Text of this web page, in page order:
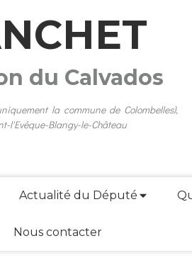
du Calvados
la commune de Colombelles),
l'Evêque-Blangy-le-Château
Actualité du Député
Nous contacter